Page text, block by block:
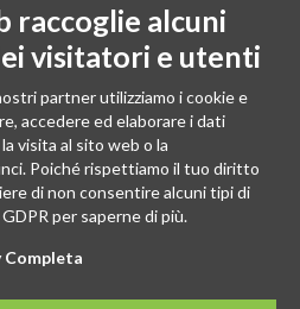
raccoglie alcuni
visitatori e utenti
partner utilizziamo i cookie e
accedere ed elaborare i dati
visita al sito web o la
Poiché rispettiamo il tuo diritto
di non consentire alcuni tipi di
per saperne di più.
Completa